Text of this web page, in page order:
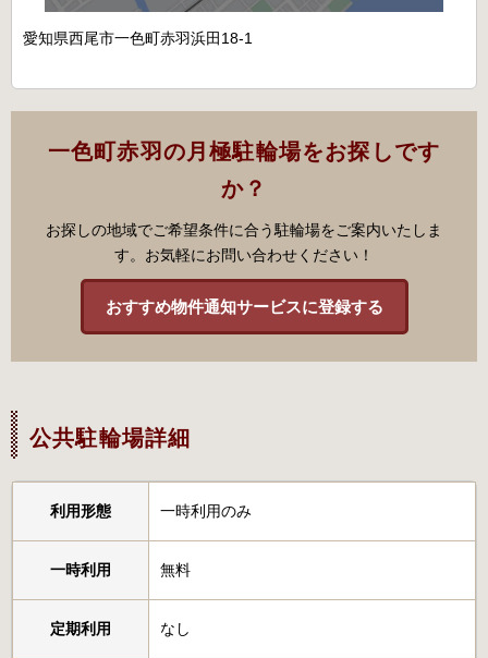
愛知県西尾市一色町赤羽浜田18-1
一色町赤羽の月極駐輪場をお探しです
か？
お探しの地域でご希望条件に合う駐輪場をご案内いたしま
す。お気軽にお問い合わせください！
おすすめ物件通知サービスに登録する
公共駐輪場詳細
利用形態 一時利用のみ
一時利用 無料
定期利用 なし